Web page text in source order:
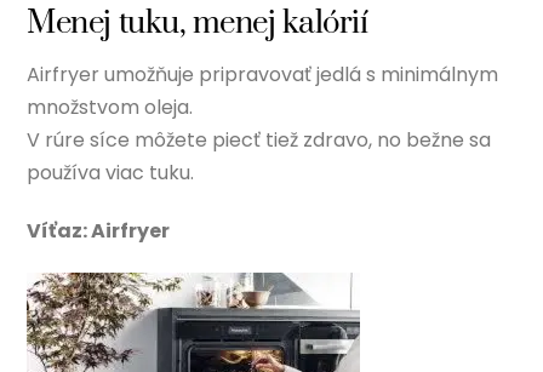
Menej tuku, menej kalórií
Airfryer umožňuje pripravovať jedlá s minimálnym
množstvom oleja.
V rúre síce môžete piecť tiež zdravo, no bežne sa
používa viac tuku.
Víťaz: Airfryer